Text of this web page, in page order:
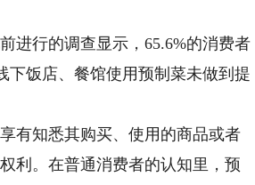
行的调查显示，65.6%的消费者
下饭店、餐馆使用预制菜未做到提
知悉其购买、使用的商品或者
利。在普通消费者的认知里，预